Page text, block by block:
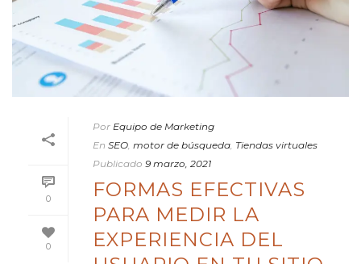
0
0
Por Equipo de Marketing
En SEO, motor de búsqueda, Tiendas virtuales
Publicado 9 marzo, 2021
FORMAS EFECTIVAS
PARA MEDIR LA
EXPERIENCIA DEL